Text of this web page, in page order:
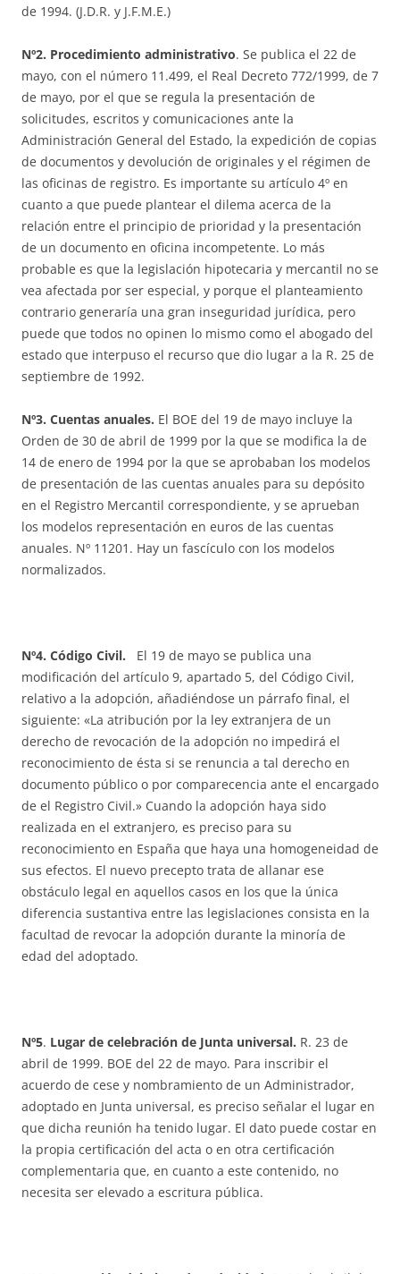
de 1994. (J.D.R. y J.F.M.E.)
Nº2. Procedimiento administrativo. Se publica el 22 de
mayo, con el número 11.499, el Real Decreto 772/1999, de 7
de mayo, por el que se regula la presentación de
solicitudes, escritos y comunicaciones ante la
Administración General del Estado, la expedición de copias
de documentos y devolución de originales y el régimen de
las oficinas de registro. Es importante su artículo 4º en
cuanto a que puede plantear el dilema acerca de la
relación entre el principio de prioridad y la presentación
de un documento en oficina incompetente. Lo más
probable es que la legislación hipotecaria y mercantil no se
vea afectada por ser especial, y porque el planteamiento
contrario generaría una gran inseguridad jurídica, pero
puede que todos no opinen lo mismo como el abogado del
estado que interpuso el recurso que dio lugar a la R. 25 de
septiembre de 1992.
Nº3. Cuentas anuales. El BOE del 19 de mayo incluye la
Orden de 30 de abril de 1999 por la que se modifica la de
14 de enero de 1994 por la que se aprobaban los modelos
de presentación de las cuentas anuales para su depósito
en el Registro Mercantil correspondiente, y se aprueban
los modelos representación en euros de las cuentas
anuales. Nº 11201. Hay un fascículo con los modelos
normalizados.
Nº4. Código Civil. El 19 de mayo se publica una
modificación del artículo 9, apartado 5, del Código Civil,
relativo a la adopción, añadiéndose un párrafo final, el
siguiente: «La atribución por la ley extranjera de un
derecho de revocación de la adopción no impedirá el
reconocimiento de ésta si se renuncia a tal derecho en
documento público o por comparecencia ante el encargado
de el Registro Civil.» Cuando la adopción haya sido
realizada en el extranjero, es preciso para su
reconocimiento en España que haya una homogeneidad de
sus efectos. El nuevo precepto trata de allanar ese
obstáculo legal en aquellos casos en los que la única
diferencia sustantiva entre las legislaciones consista en la
facultad de revocar la adopción durante la minoría de
edad del adoptado.
Nº5. Lugar de celebración de Junta universal. R. 23 de
abril de 1999. BOE del 22 de mayo. Para inscribir el
acuerdo de cese y nombramiento de un Administrador,
adoptado en Junta universal, es preciso señalar el lugar en
que dicha reunión ha tenido lugar. El dato puede costar en
la propia certificación del acta o en otra certificación
complementaria que, en cuanto a este contenido, no
necesita ser elevado a escritura pública.